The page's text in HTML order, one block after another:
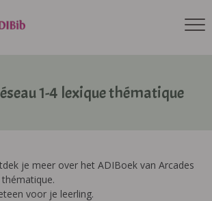
1-4 lexique thématique
je meer over het ADIBoek van Arcades
thématique.
voor je leerling.